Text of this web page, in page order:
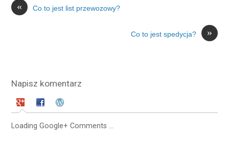
« Co to jest list przewozowy?
»
Co to jest spedycja?
Napisz komentarz
Loading Google+ Comments ...